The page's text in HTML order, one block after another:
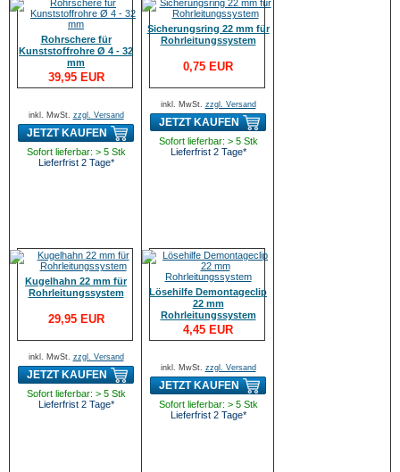
Rohrschere für
Kunststoffrohre Ø 4 - 32
mm
39,95 EUR
inkl. MwSt. zzgl. Versand
JETZT KAUFEN
Sofort lieferbar: > 5 Stk
Lieferfrist 2 Tage*
Sicherungsring 22 mm für
Rohrleitungssystem
0,75 EUR
inkl. MwSt. zzgl. Versand
JETZT KAUFEN
Sofort lieferbar: > 5 Stk
Lieferfrist 2 Tage*
Kugelhahn 22 mm für
Rohrleitungssystem
29,95 EUR
inkl. MwSt. zzgl. Versand
JETZT KAUFEN
Sofort lieferbar: > 5 Stk
Lieferfrist 2 Tage*
Lösehilfe Demontageclip
22 mm
Rohrleitungssystem
4,45 EUR
inkl. MwSt. zzgl. Versand
JETZT KAUFEN
Sofort lieferbar: > 5 Stk
Lieferfrist 2 Tage*